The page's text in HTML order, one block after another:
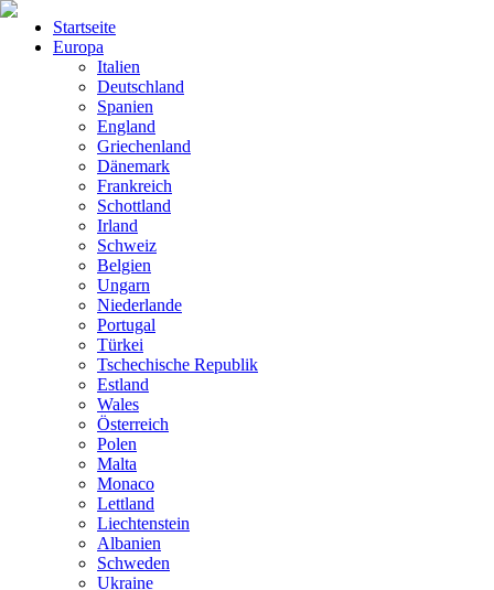
Startseite
Europa
Italien
Deutschland
Spanien
England
Griechenland
Dänemark
Frankreich
Schottland
Irland
Schweiz
Belgien
Ungarn
Niederlande
Portugal
Türkei
Tschechische Republik
Estland
Wales
Österreich
Polen
Malta
Monaco
Lettland
Liechtenstein
Albanien
Schweden
Ukraine